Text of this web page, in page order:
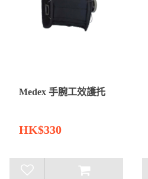
Medex 手腕工效護托
HK$330